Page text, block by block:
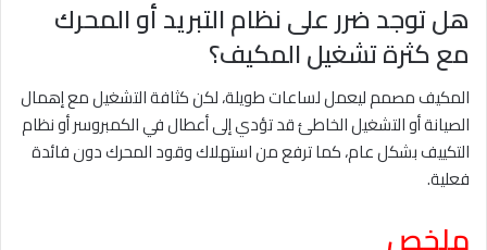
هل توجد ضرر على نظام التبريد أو المحرك
مع كثرة تشغيل المكيف؟
المكيف مصمم ليعمل لساعات طويلة، لكن كثافة التشغيل مع إهمال
الصيانة أو التشغيل الخاطئ قد تؤدي إلى أعطال في الكمبروسر أو نظام
التكييف بشكل عام، كما ترفع من استهلاك وقود المحرك دون فائدة
فعلية.